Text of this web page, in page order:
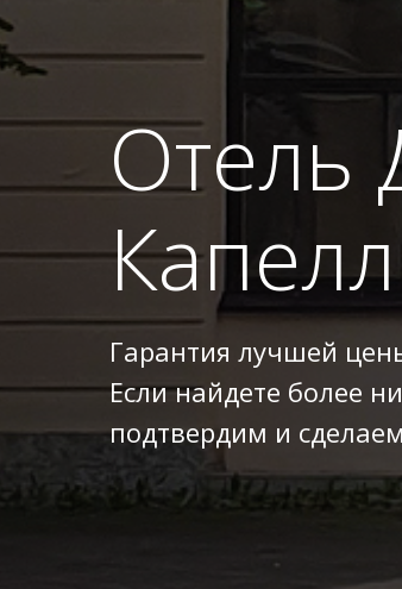
Отель
Гарантия лучшей
Если найдете более
подтвердим и